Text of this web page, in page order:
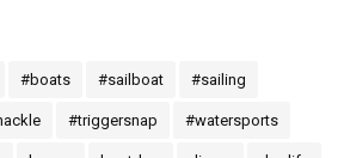
#boats #sailboat #sailing
#triggersnap #watersports